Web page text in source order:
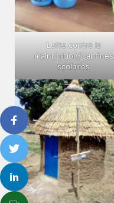
Lutte contre la
malnutrition/Cantines
scolaires